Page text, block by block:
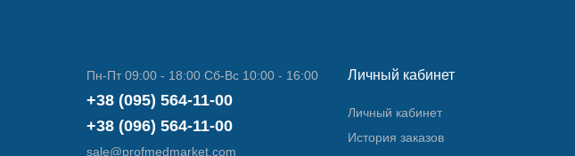
Пн-Пт 09:00 - 18:00 Сб-Вс 10:00 - 16:00
+38 (095) 564-11-00
+38 (096) 564-11-00
sale@profmedmarket.com
Личный кабинет
Личный кабинет
История заказов